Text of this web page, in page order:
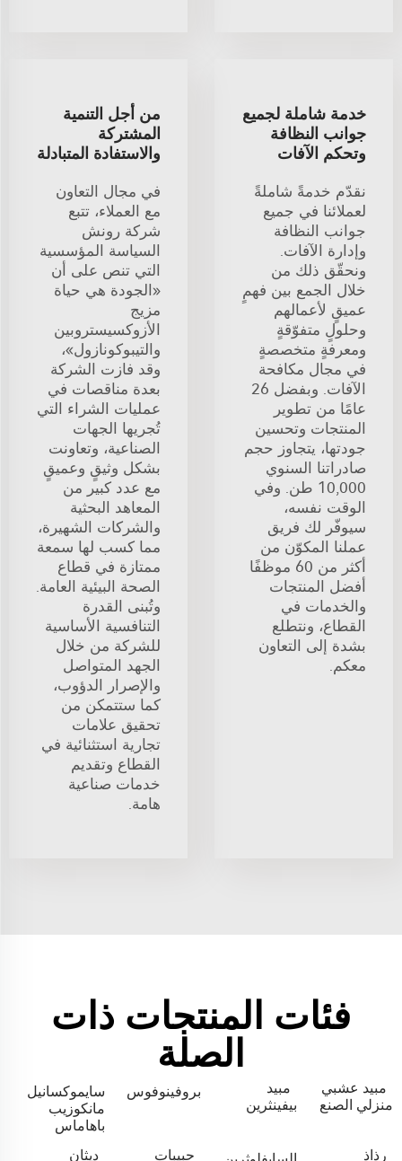
خدمة شاملة لجميع
جوانب النظافة
وتحكم الآفات
نقدّم خدمةً شاملةً
لعملائنا في جميع
جوانب النظافة
وإدارة الآفات.
ونحقّق ذلك من
خلال الجمع بين فهمٍ
عميقٍ لأعمالهم
وحلولٍ متفوّقةٍ
ومعرفةٍ متخصصةٍ
في مجال مكافحة
الآفات. وبفضل 26
عامًا من تطوير
المنتجات وتحسين
جودتها، يتجاوز حجم
صادراتنا السنوي
10,000 طن. وفي
الوقت نفسه،
سيوفّر لك فريق
عملنا المكوّن من
أكثر من 60 موظفًا
أفضل المنتجات
والخدمات في
القطاع، ونتطلع
بشدة إلى التعاون
معكم.
من أجل التنمية
المشتركة
والاستفادة المتبادلة
في مجال التعاون
مع العملاء، تتبع
شركة رونش
السياسة المؤسسية
التي تنص على أن
«الجودة هي حياة
مزيج
الأزوكسيستروبين
والتيبوكونازول»،
وقد فازت الشركة
بعدة مناقصات في
عمليات الشراء التي
تُجريها الجهات
الصناعية، وتعاونت
بشكل وثيقٍ وعميقٍ
مع عدد كبير من
المعاهد البحثية
والشركات الشهيرة،
مما كسب لها سمعة
ممتازة في قطاع
الصحة البيئية العامة.
وتُبنى القدرة
التنافسية الأساسية
للشركة من خلال
الجهد المتواصل
والإصرار الدؤوب،
كما ستتمكن من
تحقيق علامات
تجارية استثنائية في
القطاع وتقديم
خدمات صناعية
هامة.
فئات المنتجات ذات
الصلة
مبيد عشبي
منزلي الصنع
مبيد
بيفينثرين
بروفينوفوس
سايموكسانيل
مانكوزيب
باهاماس
رذاذ
حبيبات
ديثان